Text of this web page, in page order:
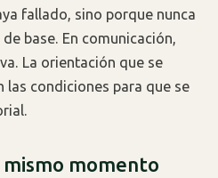
fallado, sino porque nunca
base. En comunicación,
La orientación que se
las condiciones para que se
mismo momento